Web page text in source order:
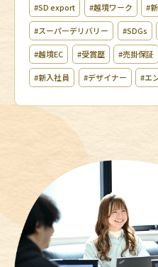
#SD export #越境ワーク #
#スーパーデリバリー #SDGs
#越境EC #受賞歴 #売掛保証
#新入社員 #デザイナー #エ